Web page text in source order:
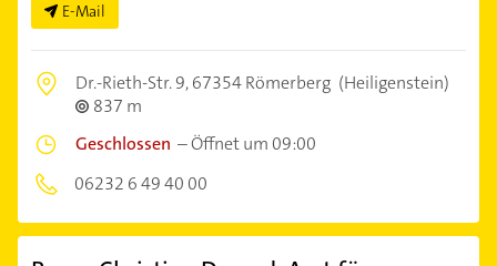
E-Mail
Dr.-Rieth-Str. 9,67354 Römerberg (Heiligenstein)
837 m
Geschlossen –Öffnet um 09:00
06232 6 49 40 00